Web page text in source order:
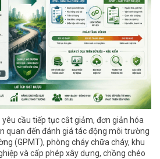
cầu tiếp tục cắt giảm, đơn giản hóa
quan đến đánh giá tác động môi trường
(GPMT), phòng cháy chữa cháy, khu
và cấp phép xây dựng, chồng chéo